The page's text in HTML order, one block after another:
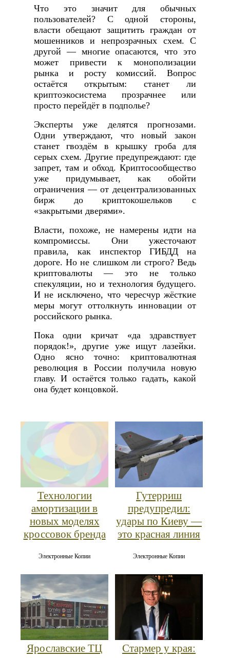
Что это значит для обычных
пользователей? С одной стороны,
власти обещают защитить граждан от
мошенников и непрозрачных схем. С
другой — многие опасаются, что это
может привести к монополизации
рынка и росту комиссий. Вопрос
остаётся открытым: станет ли
криптоэкосистема прозрачнее или
просто перейдёт в подполье?
Эксперты уже делятся прогнозами.
Одни утверждают, что новый закон
станет гвоздём в крышку гроба для
серых схем. Другие предупреждают: где
запрет, там и обход. Криптосообщество
уже придумывает, как обойти
ограничения — от децентрализованных
бирж до криптокошельков с
«закрытыми дверями».
Власти, похоже, не намерены идти на
компромиссы. Они ужесточают
правила, как инспектор ГИБДД на
дороге. Но не слишком ли строго? Ведь
криптовалюты — это не только
спекуляции, но и технология будущего.
И не исключено, что чересчур жёсткие
меры могут оттолкнуть инновации от
российского рынка.
Пока одни кричат «да здравствует
порядок!», другие уже ищут лазейки.
Одно ясно точно: криптовалютная
революция в России получила новую
главу. И остаётся только гадать, какой
она будет концовкой.
Технологии
амортизации в
новых моделях
кроссовок бренда
Электронные Копии
Гутерриш
предупредил:
удары по Киеву —
это красная линия
Электронные Копии
Ярославские ТЦ
Стармер у края: